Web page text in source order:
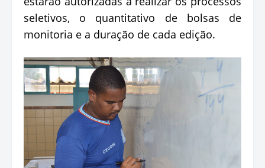
seletivos, o quantitativo de bolsas de
monitoria e a duração de cada edição.